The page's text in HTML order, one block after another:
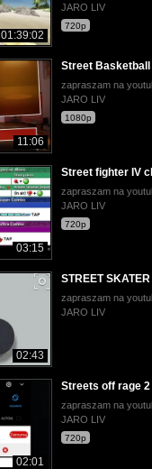
01:39:02
JARO LIV
720p
11:06
Street
zapraszam na
JARO LIV
1080p
03:15
Street fighter IV
zapraszam na
JARO LIV
720p
02:43
STREET
zapraszam na
JARO LIV
02:01
Streets off rage 2
zapraszam na
JARO LIV
720p